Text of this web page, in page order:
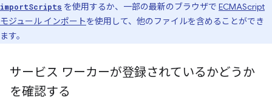
importScripts を使用するか、一部の最新のブラウザで ECMAScript
モジュール インポートを使用して、他のファイルを含めることができ
ます。
サービス ワーカーが登録されているかどうか
を確認する